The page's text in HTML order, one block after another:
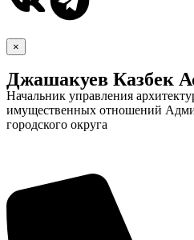
×
Джашакуев Казбек
Начальник управления
имущественных отношений
городского округа